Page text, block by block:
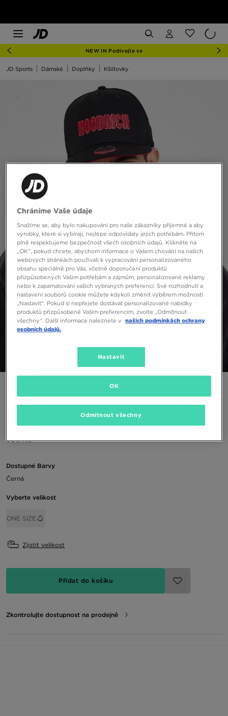
NEW IN Podívejte se
JD Sports Dámské Doplňky Kšiltovky
SNAPBACK TRUCKER
350 Kč
Dostupné Barvy
Černá
Vyberte velikost
ONE SIZE
Zjistit velikost
Přidat do košíku
Zkontrolujte dostupnost na prodejně
Chráníme Vaše údaje
Snažíme se, aby bylo nakupování pro naše zákazníky příjemné a aby
výrobky, které si vybírají, nejlépe odpovídaly jejich potřebám. Přitom
plně respektujeme bezpečnost všech osobních údajů. Klikněte na
„OK“, pokud chcete, abychom informace o Vašem chování na našich
webových stránkách používali k vypracování personalizovaného
obsahu speciálně pro Vás, včetně doporučení produktů
přizpůsobených Vašim potřebám a zájmům, personalizované reklamy
nebo k zapamatování vašich vybraných preferencí. Své rozhodnutí a
nastavení souborů cookie můžete kdykoli změnit výběrem možnosti
„Nastavit“. Pokud si nepřejete dostávat personalizované nabídky
produktů přizpůsobené Vašim preferencím, zvolte „Odmítnout
všechny“. Další informace naleznete v našich podmínkách ochrany
osobních údajů.
Nastavit
Odmítnout všechny
OK